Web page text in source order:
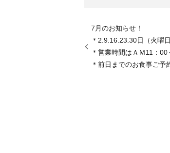
7月のお知らせ！
＊2.9.16.23.30日（火曜
＊営業時間はＡＭ11：
＊前日までのお食事ご予